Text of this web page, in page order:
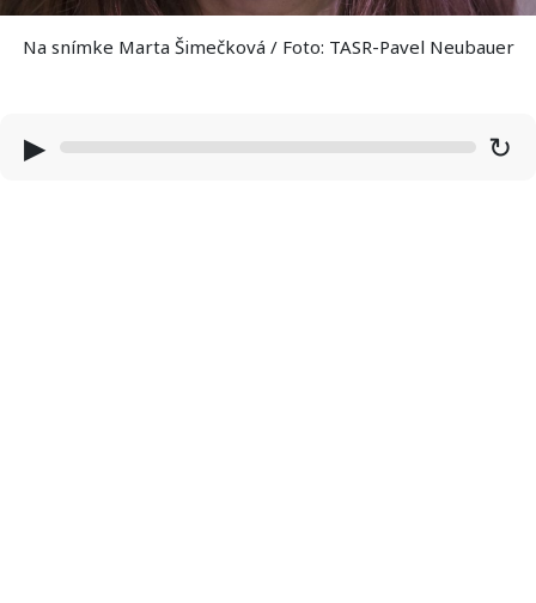
Na snímke Marta Šimečková / Foto: TASR-Pavel Neubauer
▶ ↻